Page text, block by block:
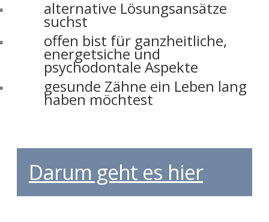
alternative Lösungsansätze
suchst
offen bist für ganzheitliche,
energetsiche und
psychodontale Aspekte
gesunde Zähne ein Leben lang
haben möchtest
Darum geht es hier